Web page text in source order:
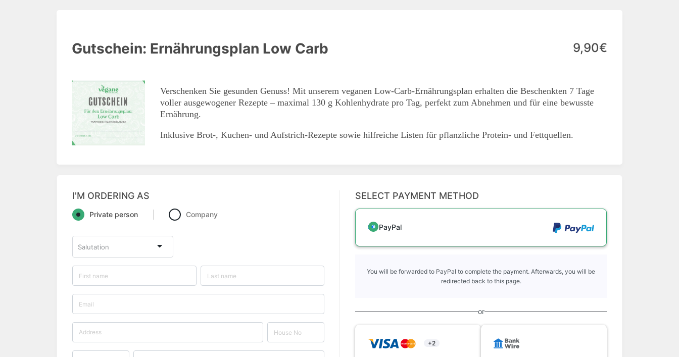
Gutschein: Ernährungsplan Low Carb 9,90€
Verschenken Sie gesunden Genuss! Mit unserem veganen Low-Carb-Ernährungsplan erhalten die Beschenkten 7 Tage
voller ausgewogener Rezepte – maximal 130 g Kohlenhydrate pro Tag, perfekt zum Abnehmen und für eine bewusste
Ernährung.
Inklusive Brot-, Kuchen- und Aufstrich-Rezepte sowie hilfreiche Listen für pflanzliche Protein- und Fettquellen.
I'M ORDERING AS
Private person Company
Salutation
SELECT PAYMENT METHOD
PayPal
You will be forwarded to PayPal to complete the payment. Afterwards, you will be
redirected back to this page.
or
+2